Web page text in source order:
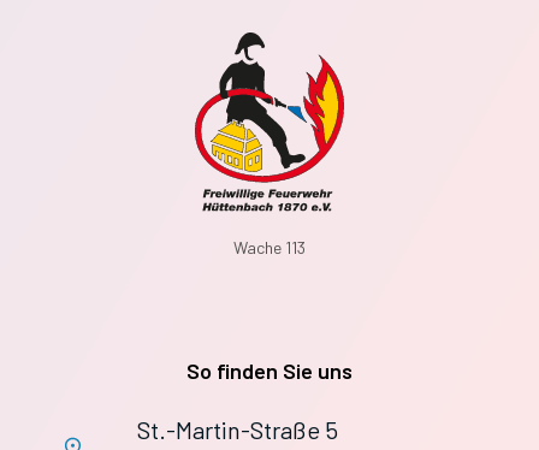
Wache 113
So finden Sie uns
St.-Martin-Straße 5